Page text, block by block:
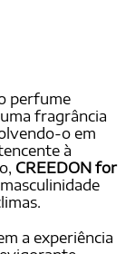
perfume
fragrância
o em
à
CREEDON for
a experiência